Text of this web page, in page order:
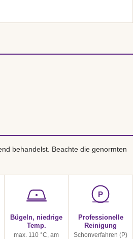
behandelst. Beachte die genormten
Bügeln, niedrige
Temp.
max. 110 °C, am
P
Professionelle
Reinigung
Schonverfahren (P)